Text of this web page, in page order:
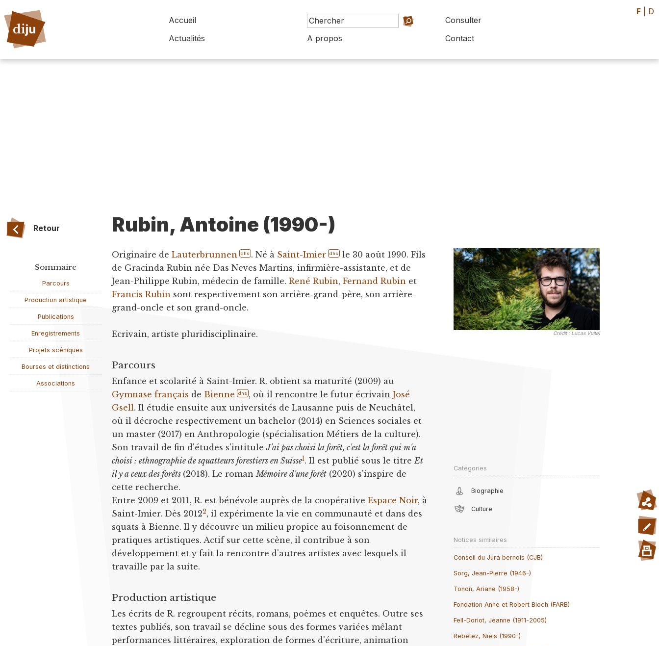
Accueil
Consulter
Actualités
A propos Contact
F D
Retour Rubin, Antoine (1990-)
Sommaire
Parcours
Production artistique
Publications
Enregistrements
Projets scéniques
Bourses et distinctions
Associations
Originaire deLauterbrunnen dhs . Né à Saint-Imier dhs
le 30 août 1990. Fils
de Gracinda Rubin née Das Neves Martins, infirmière-assistante, et de
Jean-Philippe Rubin, médecin de famille.René Rubin,Fernand Rubin et
Francis Rubin sont respectivement son arrière-grand-père, son arrière-
grand-oncle et son grand-oncle.
Ecrivain, artiste pluridisciplinaire.
Parcours
Enfance et scolarité à Saint-Imier. R. obtient sa maturité (2009) au
Gymnase français de Bienne dhs , où il rencontre le futur écrivainJosé
Gsell. Il étudie ensuite aux universités de Lausanne puis de Neuchâtel,
où il décroche respectivement un bachelor (2014) en Sciences sociales et
un master (2017) en Anthropologie (spécialisation Métiers de la culture).
Son travail de fin d'études s'intituleJ'ai pas choisi la forêt, c'est la forêt qui m'a
choisi : ethnographie de squatteurs forestiers en Suisse1 . Il est publié sous le titre Et
il y a ceux des forêts (2018). Le roman Mémoire d'une forêt (2020) s'inspire de
cette recherche.
Entre 2009 et 2011, R. est bénévole auprès de la coopérativeEspace Noir, à
Saint-Imier. Dès 20122, il expérimente la vie en communauté et dans des
squats à Bienne. Il y découvre un milieu propice au foisonnement de
pratiques artistiques. Actif sur cette scène, il contribue à son
développement et y fait la rencontre d'autres artistes avec lesquels il
travaille par la suite.
Production artistique
Les écrits de R. regroupent récits, romans, poèmes et enquêtes. Outre ses
textes publiés, son travail se décline sous des formes variées mêlant
performances littéraires, exploration de formes d'écriture, animation
Crédit : Lucas Vuitel
Catégories
Biographie
Culture
Notices similaires
Conseil du Jura bernois (CJB)
Sorg, Jean-Pierre (1946-)
Tonon, Ariane (1958-)
Fondation Anne et Robert Bloch (FARB)
Fell-Doriot, Jeanne (1911-2005)
Rebetez, Niels (1990-)